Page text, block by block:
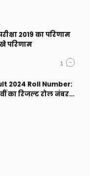
2019 का परिणाम
परिणाम
2024 Roll Number:
का रिजल्ट रोल नंबर
चेक